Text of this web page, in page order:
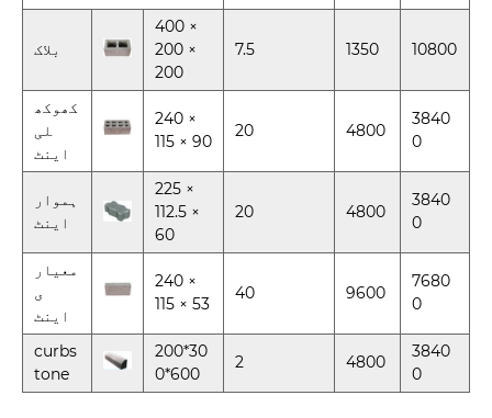
بلاک
400 ×
200 ×
200
7.5 1350 10800
کھوکھ
لی
اینٹ
240 ×
115 × 90
20 4800
3840
0
ہموار
اینٹ
225 ×
112.5 ×
60
20 4800
3840
0
معیار
ی
اینٹ
240 ×
115 × 53
40 9600
7680
0
curbs
tone
200*30
0*600
2 4800
3840
0